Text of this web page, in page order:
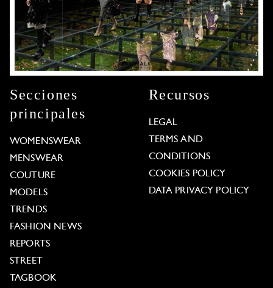
Secciones
principales
WOMENSWEAR
MENSWEAR
COUTURE
MODELS
TRENDS
FASHION NEWS
REPORTS
STREET
TAGBOOK
Recursos
LEGAL
TERMS AND
CONDITIONS
COOKIES POLICY
DATA PRIVACY POLICY